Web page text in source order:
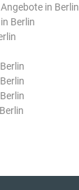
in Berlin
Berlin